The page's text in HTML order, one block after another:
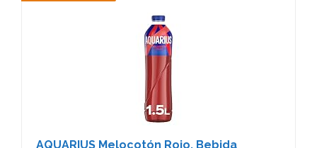
AQUARIUS Melocotón Rojo, Bebida